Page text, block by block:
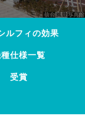
ルフィの効果
仕様一覧
受賞